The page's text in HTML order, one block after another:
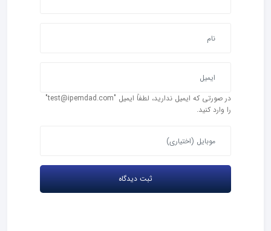
در صورتی که ایمیل ندارید، لطفاً ایمیل "test@ipemdad.com"
را وارد کنید.